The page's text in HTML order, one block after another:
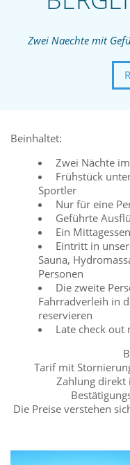
Zwei Naechte mit
Beinhaltet:
Zwei Nächte
Frühstück
Sportler
Nur für eine
Geführte
Ein
Eintritt in
Sauna,
Personen
Die zweite
Fahrradverleih in
reservieren
Late check out
Tarif mit
Zahlung direkt
Die Preise verstehen